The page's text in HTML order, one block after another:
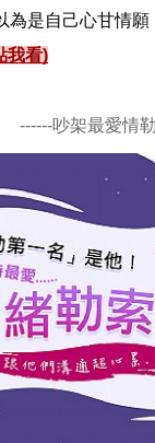
是自己心甘情願
我看)
------吵架最愛情